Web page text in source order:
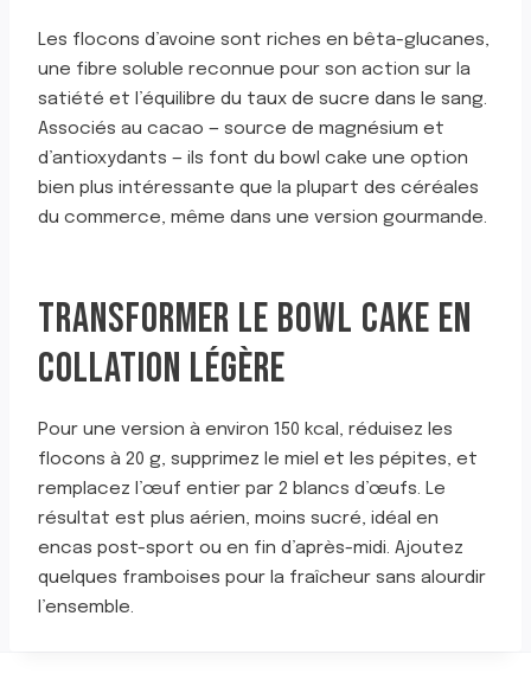
Les flocons d’avoine sont riches en bêta-glucanes,
une fibre soluble reconnue pour son action sur la
satiété et l’équilibre du taux de sucre dans le sang.
Associés au cacao — source de magnésium et
d’antioxydants — ils font du bowl cake une option
bien plus intéressante que la plupart des céréales
du commerce, même dans une version gourmande.
TRANSFORMER LE BOWL CAKE EN
COLLATION LÉGÈRE
Pour une version à environ 150 kcal, réduisez les
flocons à 20 g, supprimez le miel et les pépites, et
remplacez l’œuf entier par 2 blancs d’œufs. Le
résultat est plus aérien, moins sucré, idéal en
encas post-sport ou en fin d’après-midi. Ajoutez
quelques framboises pour la fraîcheur sans alourdir
l’ensemble.